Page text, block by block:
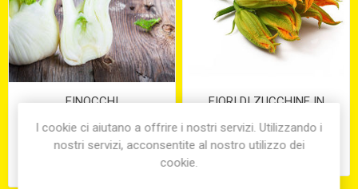
FINOCCHI
FIORI DI ZUCCHINE IN
I cookie ci aiutano a offrire i nostri servizi. Utilizzando i
nostri servizi, acconsentite al nostro utilizzo dei
cookie.